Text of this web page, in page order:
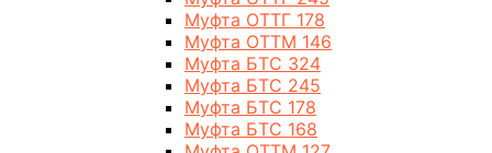
Муфта ОТТГ 178
Муфта ОТТМ 146
Муфта БТС 324
Муфта БТС 245
Муфта БТС 178
Муфта БТС 168